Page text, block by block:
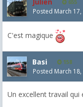
655
Posted March 17,
C'est magique
Basi 158
Posted March 18,
Un excellent travail qui